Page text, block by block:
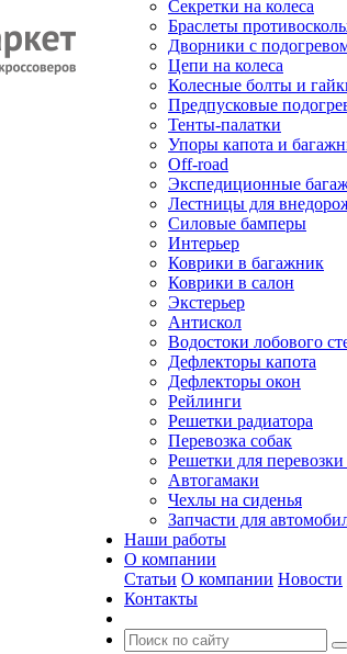
Секретки на колеса
Браслеты
Дворники с
Цепи на колеса
Колесные болты и
Предпусковые
Тенты-палатки
Упоры капота и
Off-road
Экспедиционные
Лестницы для
Силовые бамперы
Интерьер
Коврики в багажник
Коврики в салон
Экстерьер
Антискол
Водостоки лобового
Дефлекторы капота
Дефлекторы окон
Рейлинги
Решетки радиатора
Перевозка собак
Решетки для перевозки
Автогамаки
Чехлы на сиденья
Запчасти для
Наши работы
О компании
Статьи О компании Новости
Контакты